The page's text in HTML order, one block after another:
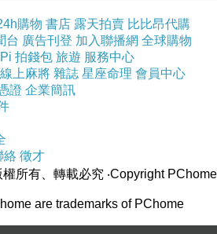
購物 書店 露天拍賣 比比昂代購
台 廣告刊登 加入聯播網 全球購物
Pi 拍錢包 旅遊 服務中心
線上麻將 雜誌 星座命理 會員中心
證 企業簡訊
絡 徵才
權所有、轉載必究 ‧Copyright PChome
are trademarks of PChome